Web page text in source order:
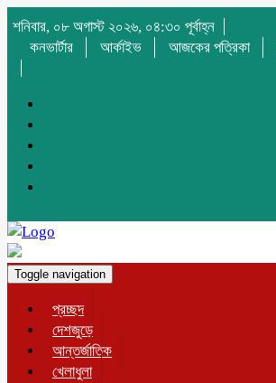
শনিবার, ০৮ অগাস্ট ২০২৬, ০৪:৩০ পূর্বাহ্ন
কনভার্টার
আর্কাইভ আজকের পত্রিকা
Toggle navigation
প্রচ্ছদ
দেশজুড়ে
আন্তর্জাতিক
খেলাধুলা